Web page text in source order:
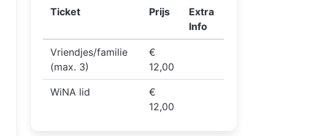
Ticket Prijs
Extra
Info
Vriendjes/familie
(max. 3)
€
12,00
WiNA lid
€
12,00